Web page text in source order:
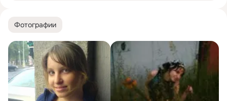
Фотографии